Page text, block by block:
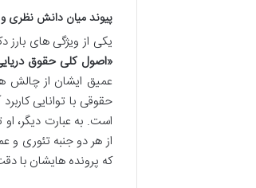
پیوند میان دانش نظری
یکی از ویژگی های
«اصول کلی حقوق
عمیق ایشان از چالش
حقوقی با توانایی
است. به عبارت دیگر،
از هر دو جنبه تئوری و
که پرونده هایشان با